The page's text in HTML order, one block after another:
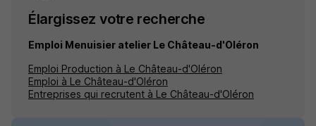
Élargissez votre recherche
Emploi Menuisier atelier Le Château-d'Oléron
Emploi Production à Le Château-d'Oléron
Emploi à Le Château-d'Oléron
Entreprises qui recrutent à Le Château-d'Oléron